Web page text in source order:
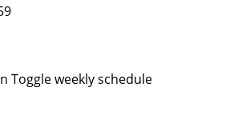
Toggle weekly schedule